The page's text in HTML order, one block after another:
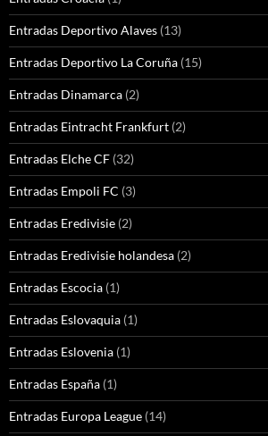
Entradas Deportivo Alaves (13)
Entradas Deportivo La Coruña (15)
Entradas Dinamarca (2)
Entradas Eintracht Frankfurt (2)
Entradas Elche CF (32)
Entradas Empoli FC (3)
Entradas Eredivisie (2)
Entradas Eredivisie holandesa (2)
Entradas Escocia (1)
Entradas Eslovaquia (1)
Entradas Eslovenia (1)
Entradas España (1)
Entradas Europa League (14)